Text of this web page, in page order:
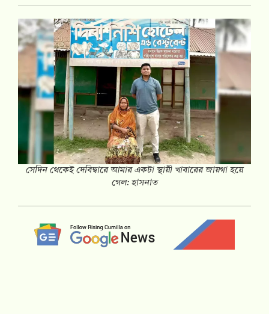
সেদিন থেকেই দেবিদ্বারে আমার একটা স্থায়ী খাবারের জায়গা হয়ে
গেল: হাসনাত